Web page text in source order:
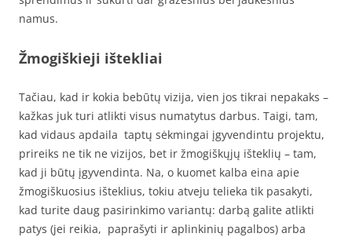
namus.
Žmogiškieji ištekliai
Tačiau, kad ir kokia bebūtų vizija, vien jos tikrai nepakaks –
kažkas juk turi atlikti visus numatytus darbus. Taigi, tam,
kad vidaus apdaila taptų sėkmingai įgyvendintu projektu,
prireiks ne tik ne vizijos, bet ir žmogiškųjų išteklių – tam,
kad ji būtų įgyvendinta. Na, o kuomet kalba eina apie
žmogiškuosius išteklius, tokiu atveju telieka tik pasakyti,
kad turite daug pasirinkimo variantų: darbą galite atlikti
patys (jei reikia, paprašyti ir aplinkinių pagalbos) arba